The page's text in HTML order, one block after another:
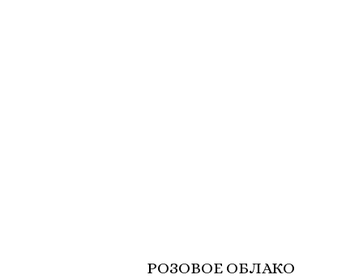
РОЗОВОЕ ОБЛАКО